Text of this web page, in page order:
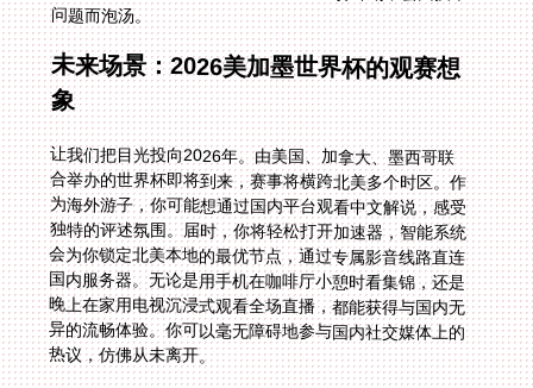
问题而泡汤。
未来场景：2026美加墨世界杯的观赛想
象
让我们把目光投向2026年。由美国、加拿大、墨西哥联
合举办的世界杯即将到来，赛事将横跨北美多个时区。作
为海外游子，你可能想通过国内平台观看中文解说，感受
独特的评述氛围。届时，你将轻松打开加速器，智能系统
会为你锁定北美本地的最优节点，通过专属影音线路直连
国内服务器。无论是用手机在咖啡厅小憩时看集锦，还是
晚上在家用电视沉浸式观看全场直播，都能获得与国内无
异的流畅体验。你可以毫无障碍地参与国内社交媒体上的
热议，仿佛从未离开。